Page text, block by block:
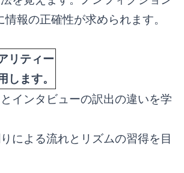
情報の正確性が求められます。
リティー
します。
インタビューの訳出の違いを学
による流れとリズムの習得を目